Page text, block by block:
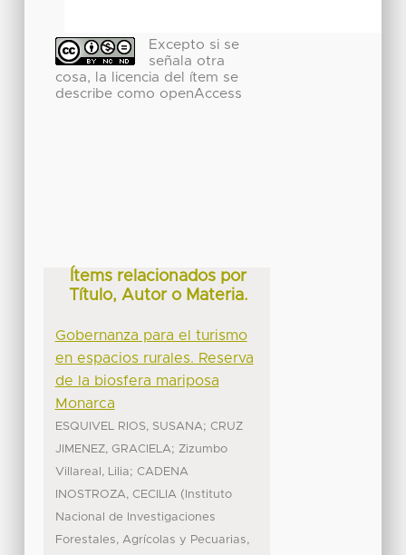
Excepto si se
señala otra
cosa, la licencia del ítem se
describe como openAccess
Ítems relacionados por
Título, Autor o Materia.
Gobernanza para el turismo
en espacios rurales. Reserva
de la biosfera mariposa
Monarca
ESQUIVEL RIOS, SUSANA; CRUZ
JIMENEZ, GRACIELA; Zizumbo
Villareal, Lilia; CADENA
INOSTROZA, CECILIA ( Instituto
Nacional de Investigaciones
Forestales, Agrícolas y Pecuarias,